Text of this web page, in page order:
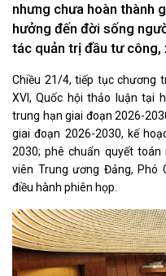
nhưng chưa hoàn thành
hưởng đến đời sống
tác quản trị đầu tư công,
Chiều 21/4, tiếp tục chương
XVI, Quốc hội thảo luận tại
trung hạn giai đoạn 2026-
giai đoạn 2026-2030, kế
2030; phê chuẩn quyết
viên Trung ương Đảng, Phó
điều hành phiên họp.